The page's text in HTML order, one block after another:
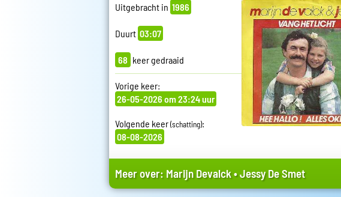
Uitgebracht in 1986
Duurt 03:07
68 keer gedraaid
Vorige keer:
26-05-2026 om 23:24 uur
Volgende keer(schatting):
08-08-2026
Meer over: Marijn Devalck•Jessy De Smet